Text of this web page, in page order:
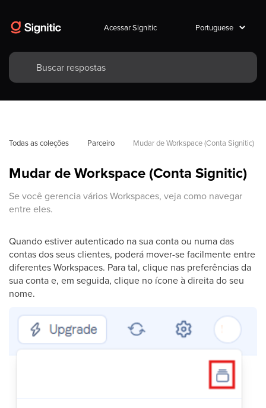
Acessar Signitic
Todas as coleções Parceiro Mudar de Workspace (Conta Signitic)
Mudar de Workspace (Conta Signitic)
Se você gerencia vários Workspaces, veja como navegar
entre eles.
Quando estiver autenticado na sua conta ou numa das
contas dos seus clientes, poderá mover-se facilmente entre
diferentes Workspaces. Para tal, clique nas preferências da
sua conta e, em seguida, clique no ícone à direita do seu
nome.